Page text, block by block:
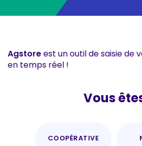
Agstoreest un outil de saisie de
en temps réel !
Vous
COOPÉRATIVE